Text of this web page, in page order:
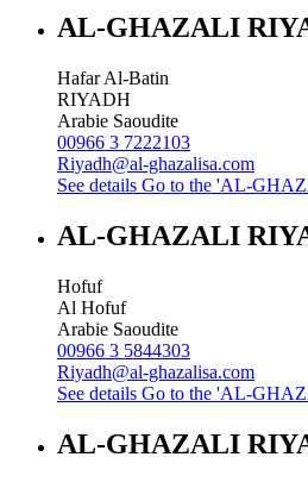
AL-GHAZALI
Hafar Al-Batin
RIYADH
Arabie Saoudite
00966 3 7222103
Riyadh@al-ghazalisa.com
See details Go to the 'AL-
AL-GHAZALI
Hofuf
Al Hofuf
Arabie Saoudite
00966 3 5844303
Riyadh@al-ghazalisa.com
See details Go to the 'AL-
AL-GHAZALI